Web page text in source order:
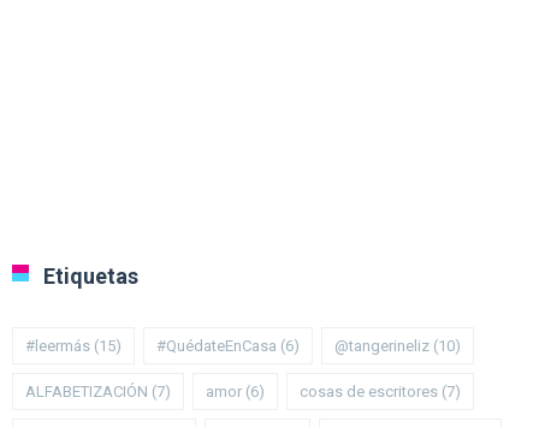
Etiquetas
#leermás (15) #QuédateEnCasa (6) @tangerineliz (10)
ALFABETIZACIÓN (7) amor (6) cosas de escritores (7)